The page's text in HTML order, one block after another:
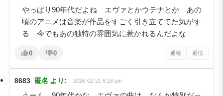
やっぱり90年代だよね エヴァとかウテナとか あの
頃のアニメは音楽が作品をすごく引き立ててた気がす
る 今でもあの独特の雰囲気に惹かれるんだよな
0 0 通報 返信
8683 匿名 より: 2026-02-21 6:18 pm